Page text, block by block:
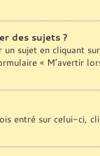
des sujets ?
sujet en cliquant
« M’avertir
entré sur celui-ci,